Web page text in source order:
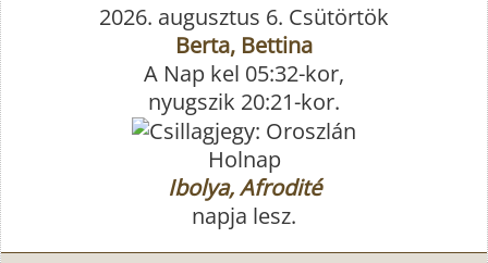
2026. augusztus 6. Csütörtök
Berta, Bettina
A Nap kel 05:32-kor,
nyugszik 20:21-kor.
Holnap
Ibolya, Afrodité
napja lesz.